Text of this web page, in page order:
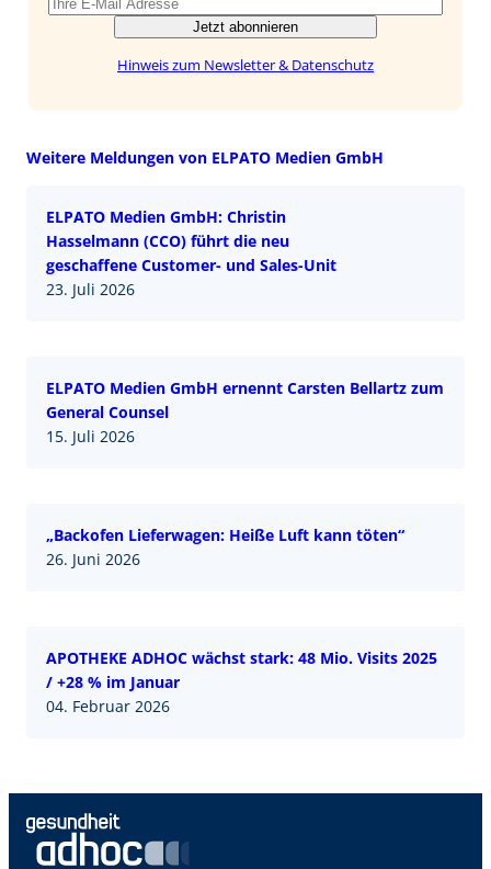
Jetzt abonnieren
Hinweis zum Newsletter & Datenschutz
Weitere Meldungen von ELPATO Medien GmbH
ELPATO Medien GmbH: Christin
Hasselmann (CCO) führt die neu
geschaffene Customer- und Sales-Unit
23. Juli 2026
ELPATO Medien GmbH ernennt Carsten Bellartz zum
General Counsel
15. Juli 2026
„Backofen Lieferwagen: Heiße Luft kann töten“
26. Juni 2026
APOTHEKE ADHOC wächst stark: 48 Mio. Visits 2025
/ +28 % im Januar
04. Februar 2026